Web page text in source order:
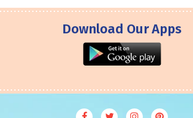
Download Our Apps